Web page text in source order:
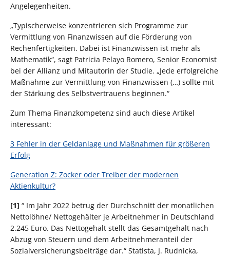
Angelegenheiten.
„Typischerweise konzentrieren sich Programme zur
Vermittlung von Finanzwissen auf die Förderung von
Rechenfertigkeiten. Dabei ist Finanzwissen ist mehr als
Mathematik“, sagt Patricia Pelayo Romero, Senior Economist
bei der Allianz und Mitautorin der Studie. „Jede erfolgreiche
Maßnahme zur Vermittlung von Finanzwissen (…) sollte mit
der Stärkung des Selbstvertrauens beginnen.“
Zum Thema Finanzkompetenz sind auch diese Artikel
interessant:
3 Fehler in der Geldanlage und Maßnahmen für größeren
Erfolg
Generation Z: Zocker oder Treiber der modernen
Aktienkultur?
[1] “ Im Jahr 2022 betrug der Durchschnitt der monatlichen
Nettolöhne/ Nettogehälter je Arbeitnehmer in Deutschland
2.245 Euro. Das Nettogehalt stellt das Gesamtgehalt nach
Abzug von Steuern und dem Arbeitnehmeranteil der
Sozialversicherungsbeiträge dar.“ Statista, J. Rudnicka,